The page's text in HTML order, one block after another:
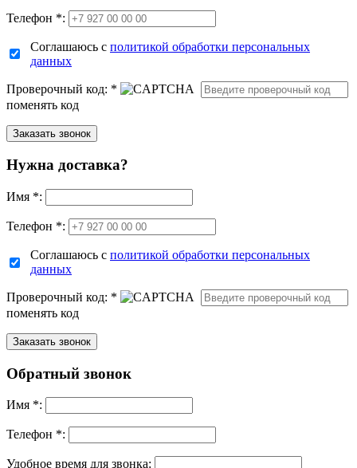
Телефон *:
Соглашаюсь с политикой обработки персональных
данных
Проверочный код: *
поменять код
Нужна доставка?
Имя *:
Телефон *:
Соглашаюсь с политикой обработки персональных
данных
Проверочный код: *
поменять код
Обратный звонок
Имя *:
Телефон *:
Удобное время для звонка: